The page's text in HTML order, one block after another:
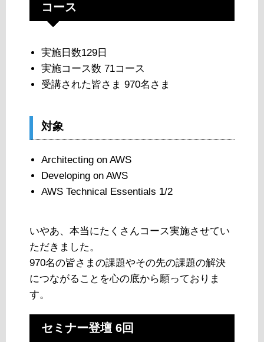
コース
実施日数129日
実施コース数 71コース
受講された皆さま 970名さま
対象
Architecting on AWS
Developing on AWS
AWS Technical Essentials 1/2
いやあ、本当にたくさんコース実施させてい
ただきました。
970名の皆さまの課題やその先の課題の解決
につながることを心の底から願っておりま
す。
セミナー登壇 6回